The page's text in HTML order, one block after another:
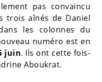
pas convaincu
trois aînés de Daniel
les colonnes du
numéro est en
juin. Ils ont cette fois-
Aboukrat.